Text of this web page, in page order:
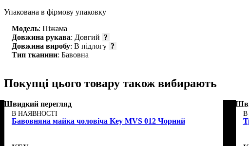
Упакована в фірмову упаковку
Модель: Піжама
Довжина рукава: Довгий ?
Довжина виробу: В підлогу ?
Тип тканини: Бавовна
Покупці цього товару також вибирають
Швидкий перегляд
В НАЯВНОСТІ
Бавовняна майка чоловіча Key MVS 012 Чорний
В